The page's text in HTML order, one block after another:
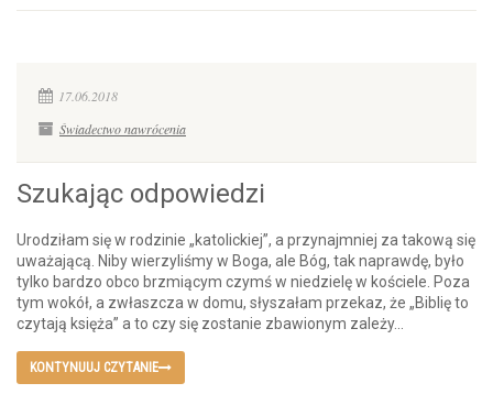
17.06.2018
Świadectwo nawrócenia
Szukając odpowiedzi
Urodziłam się w rodzinie „katolickiej”, a przynajmniej za takową się
uważającą. Niby wierzyliśmy w Boga, ale Bóg, tak naprawdę, było
tylko bardzo obco brzmiącym czymś w niedzielę w kościele. Poza
tym wokół, a zwłaszcza w domu, słyszałam przekaz, że „Biblię to
czytają księża” a to czy się zostanie zbawionym zależy...
KONTYNUUJ CZYTANIE